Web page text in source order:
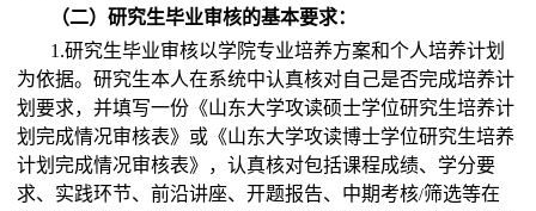
（二）研究生毕业审核的基本要求：
1.研究生毕业审核以学院专业培养方案和个人培养计划
为依据。研究生本人在系统中认真核对自己是否完成培养计
划要求，并填写一份《山东大学攻读硕士学位研究生培养计
划完成情况审核表》或《山东大学攻读博士学位研究生培养
计划完成情况审核表》，认真核对包括课程成绩、学分要
求、实践环节、前沿讲座、开题报告、中期考核/筛选等在